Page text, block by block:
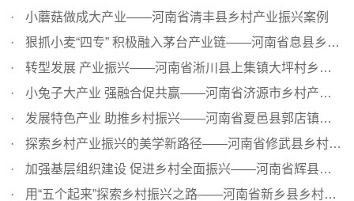
小蘑菇做成大产业——河南省清丰县乡村产业振兴案例
狠抓小麦“四专” 积极融入茅台产业链——河南省息县乡村产...
转型发展 产业振兴——河南省淅川县上集镇大坪村乡村产业转...
小兔子大产业 强融合促共赢——河南省济源市乡村产业振兴案例
发展特色产业 助推乡村振兴——河南省夏邑县郭店镇乡村产业...
探索乡村产业振兴的美学新路径——河南省修武县乡村产业振...
加强基层组织建设 促进乡村全面振兴——河南省辉县市张村乡...
用“五个起来”探索乡村振兴之路——河南省新乡县乡村产业...